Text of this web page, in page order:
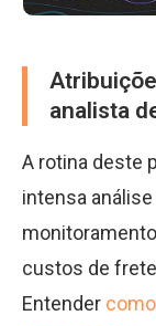
analista
A rotina deste
intensa
custos de
Entender